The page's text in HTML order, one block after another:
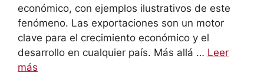
económico, con ejemplos ilustrativos de este
fenómeno. Las exportaciones son un motor
clave para el crecimiento económico y el
desarrollo en cualquier país. Más allá … Leer
más